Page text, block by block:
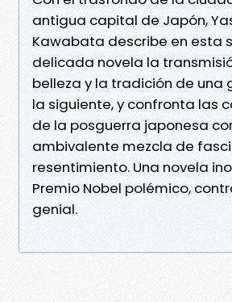
antigua capital de Japón,
Kawabata describe en esta
delicada novela la
belleza y la tradición de una
la siguiente, y confronta las
de la posguerra japonesa
ambivalente mezcla de
resentimiento. Una novela
Premio Nobel polémico,
genial.